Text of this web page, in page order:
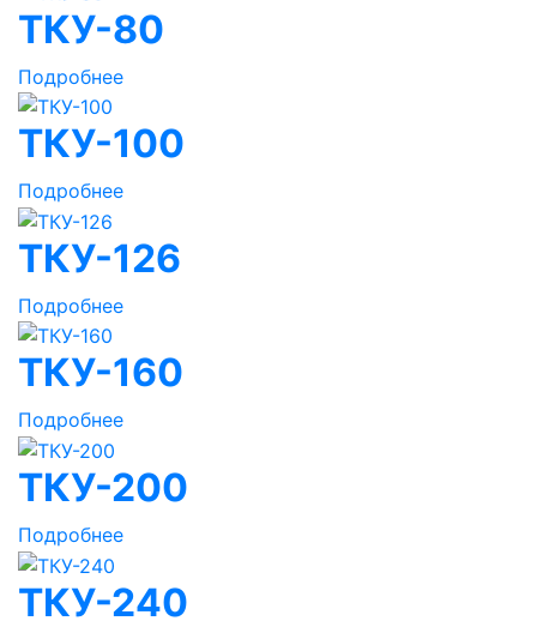
ТКУ-80
Подробнее
ТКУ-100
Подробнее
ТКУ-126
Подробнее
ТКУ-160
Подробнее
ТКУ-200
Подробнее
ТКУ-240